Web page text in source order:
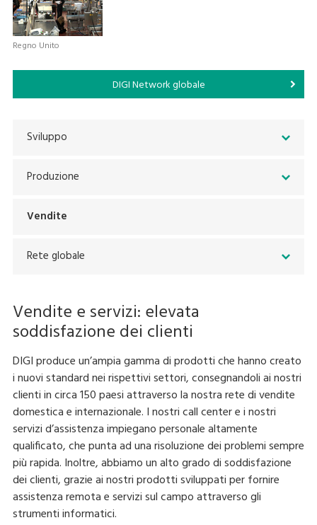
Regno Unito
DIGI Network globale
Sviluppo
Produzione
Vendite
Rete globale
Vendite e servizi: elevata
soddisfazione dei clienti
DIGI produce un’ampia gamma di prodotti che hanno creato
i nuovi standard nei rispettivi settori, consegnandoli ai nostri
clienti in circa 150 paesi attraverso la nostra rete di vendite
domestica e internazionale. I nostri call center e i nostri
servizi d’assistenza impiegano personale altamente
qualificato, che punta ad una risoluzione dei problemi sempre
più rapida. Inoltre, abbiamo un alto grado di soddisfazione
dei clienti, grazie ai nostri prodotti sviluppati per fornire
assistenza remota e servizi sul campo attraverso gli
strumenti informatici.